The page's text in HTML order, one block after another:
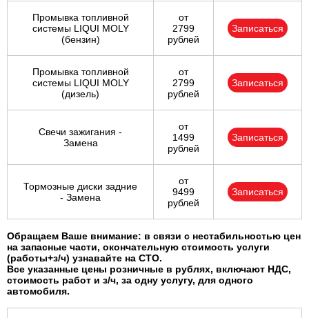
Солнцево
Сочи
Сургут
Тольятти
Тула
Тюмень
Чебоксары
Промывка топливной
системы LIQUI MOLY
(бензин)
от
2799
рублей
Записаться
Промывка топливной
системы LIQUI MOLY
(дизель)
от
2799
рублей
Записаться
Свечи зажигания -
Замена
от
1499
рублей
Записаться
Тормозные диски задние
- Замена
от
9499
рублей
Записаться
Обращаем Ваше внимание: в связи с нестабильностью цен
на запасные части, окончательную стоимость услуги
(работы+з/ч) узнавайте на СТО.
Все указанные цены розничные в рублях, включают НДС,
стоимость работ и з/ч, за одну услугу, для одного
автомобиля.